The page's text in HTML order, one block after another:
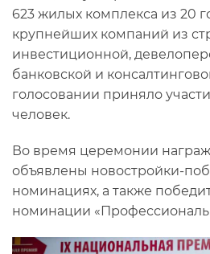
623 жилых комплекса из 20
крупнейших компаний из
инвестиционной,
банковской и
голосовании приняло
человек.
Во время церемонии
объявлены новостройки-
номинациях, а также
номинации